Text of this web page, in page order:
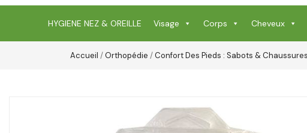
HYGIENE NEZ & OREILLE Visage Corps Cheveux
Accueil / Orthopédie /Confort Des Pieds : Sabots & Chaussures
SOIN DE
Soins